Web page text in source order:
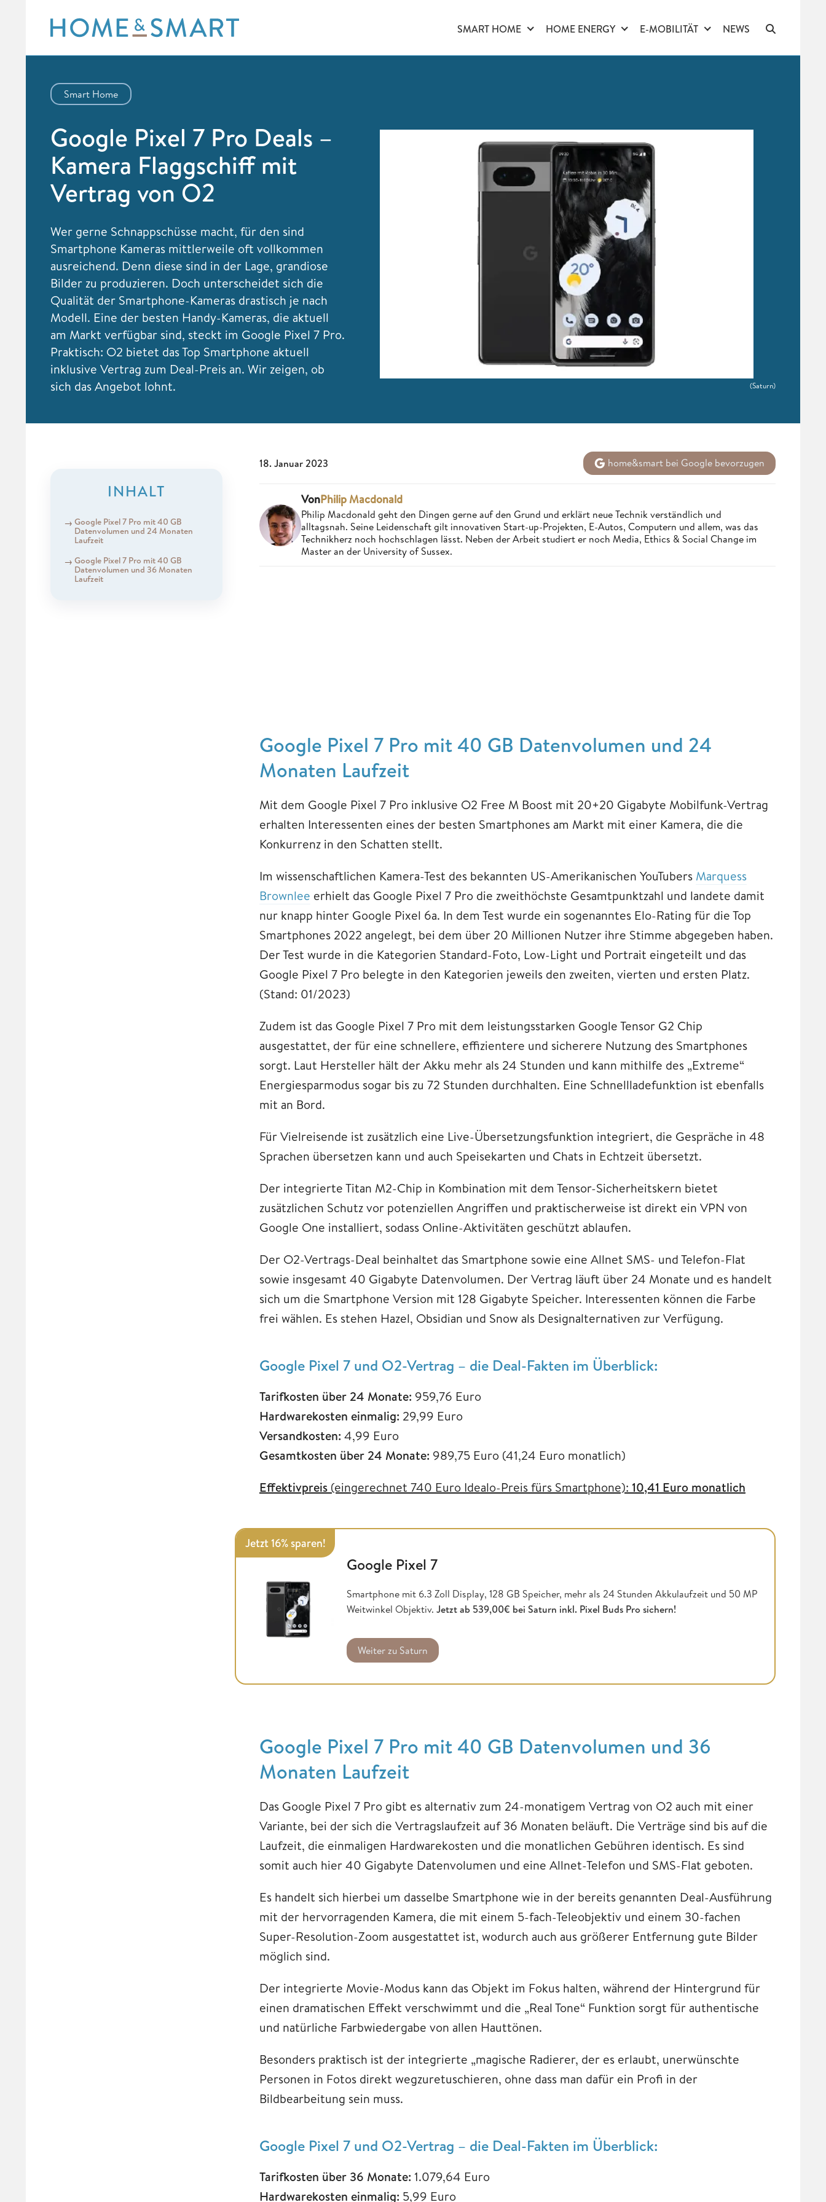
content
SMART HOME HOME ENERGY E-MOBILITÄT NEWS
Smart Home
Google Pixel 7 Pro Deals –
Kamera Flaggschiff mit
Vertrag von O2
Wer gerne Schnappschüsse macht, für den sind
Smartphone Kameras mittlerweile oft vollkommen
ausreichend. Denn diese sind in der Lage, grandiose
Bilder zu produzieren. Doch unterscheidet sich die
Qualität der Smartphone-Kameras drastisch je nach
Modell. Eine der besten Handy-Kameras, die aktuell
am Markt verfügbar sind, steckt im Google Pixel 7 Pro.
Praktisch: O2 bietet das Top Smartphone aktuell
inklusive Vertrag zum Deal-Preis an. Wir zeigen, ob
sich das Angebot lohnt.
(Saturn)
INHALT
Google Pixel 7 Pro mit 40 GB
Datenvolumen und 24 Monaten
Laufzeit
Google Pixel 7 Pro mit 40 GB
Datenvolumen und 36 Monaten
Laufzeit
18. Januar 2023 home&smart bei Google bevorzugen
VonPhilip Macdonald
Philip Macdonald geht den Dingen gerne auf den Grund und erklärt neue Technik verständlich und
alltagsnah. Seine Leidenschaft gilt innovativen Start-up-Projekten, E-Autos, Computern und allem, was das
Technikherz noch hochschlagen lässt. Neben der Arbeit studiert er noch Media, Ethics & Social Change im
Master an der University of Sussex.
Google Pixel 7 Pro mit 40 GB Datenvolumen und 24
Monaten Laufzeit
Mit dem Google Pixel 7 Pro inklusive O2 Free M Boost mit 20+20 Gigabyte Mobilfunk-Vertrag
erhalten Interessenten eines der besten Smartphones am Markt mit einer Kamera, die die
Konkurrenz in den Schatten stellt.
Im wissenschaftlichen Kamera-Test des bekannten US-Amerikanischen YouTubers Marquess
Brownlee erhielt das Google Pixel 7 Pro die zweithöchste Gesamtpunktzahl und landete damit
nur knapp hinter Google Pixel 6a. In dem Test wurde ein sogenanntes Elo-Rating für die Top
Smartphones 2022 angelegt, bei dem über 20 Millionen Nutzer ihre Stimme abgegeben haben.
Der Test wurde in die Kategorien Standard-Foto, Low-Light und Portrait eingeteilt und das
Google Pixel 7 Pro belegte in den Kategorien jeweils den zweiten, vierten und ersten Platz.
(Stand: 01/2023)
Zudem ist das Google Pixel 7 Pro mit dem leistungsstarken Google Tensor G2 Chip
ausgestattet, der für eine schnellere, effizientere und sicherere Nutzung des Smartphones
sorgt. Laut Hersteller hält der Akku mehr als 24 Stunden und kann mithilfe des „Extreme“
Energiesparmodus sogar bis zu 72 Stunden durchhalten. Eine Schnellladefunktion ist ebenfalls
mit an Bord.
Für Vielreisende ist zusätzlich eine Live-Übersetzungsfunktion integriert, die Gespräche in 48
Sprachen übersetzen kann und auch Speisekarten und Chats in Echtzeit übersetzt.
Der integrierte Titan M2-Chip in Kombination mit dem Tensor-Sicherheitskern bietet
zusätzlichen Schutz vor potenziellen Angriffen und praktischerweise ist direkt ein VPN von
Google One installiert, sodass Online-Aktivitäten geschützt ablaufen.
Der O2-Vertrags-Deal beinhaltet das Smartphone sowie eine Allnet SMS- und Telefon-Flat
sowie insgesamt 40 Gigabyte Datenvolumen. Der Vertrag läuft über 24 Monate und es handelt
sich um die Smartphone Version mit 128 Gigabyte Speicher. Interessenten können die Farbe
frei wählen. Es stehen Hazel, Obsidian und Snow als Designalternativen zur Verfügung.
Google Pixel 7 und O2-Vertrag – die Deal-Fakten im Überblick:
Tarifkosten über 24 Monate: 959,76 Euro
Hardwarekosten einmalig: 29,99 Euro
Versandkosten: 4,99 Euro
Gesamtkosten über 24 Monate: 989,75 Euro (41,24 Euro monatlich)
Effektivpreis (eingerechnet 740 Euro Idealo-Preis fürs Smartphone): 10,41 Euro monatlich
Jetzt 16% sparen!
Google Pixel 7
Smartphone mit 6.3 Zoll Display, 128 GB Speicher, mehr als 24 Stunden Akkulaufzeit und 50 MP
Weitwinkel Objektiv. Jetzt ab 539,00€ bei Saturn inkl. Pixel Buds Pro sichern!
Weiter zu Saturn
Google Pixel 7 Pro mit 40 GB Datenvolumen und 36
Monaten Laufzeit
Das Google Pixel 7 Pro gibt es alternativ zum 24-monatigem Vertrag von O2 auch mit einer
Variante, bei der sich die Vertragslaufzeit auf 36 Monaten beläuft. Die Verträge sind bis auf die
Laufzeit, die einmaligen Hardwarekosten und die monatlichen Gebühren identisch. Es sind
somit auch hier 40 Gigabyte Datenvolumen und eine Allnet-Telefon und SMS-Flat geboten.
Es handelt sich hierbei um dasselbe Smartphone wie in der bereits genannten Deal-Ausführung
mit der hervorragenden Kamera, die mit einem 5-fach-Teleobjektiv und einem 30-fachen
Super-Resolution-Zoom ausgestattet ist, wodurch auch aus größerer Entfernung gute Bilder
möglich sind.
Der integrierte Movie-Modus kann das Objekt im Fokus halten, während der Hintergrund für
einen dramatischen Effekt verschwimmt und die „Real Tone“ Funktion sorgt für authentische
und natürliche Farbwiedergabe von allen Hauttönen.
Besonders praktisch ist der integrierte „magische Radierer, der es erlaubt, unerwünschte
Personen in Fotos direkt wegzuretuschieren, ohne dass man dafür ein Profi in der
Bildbearbeitung sein muss.
Google Pixel 7 und O2-Vertrag – die Deal-Fakten im Überblick:
Tarifkosten über 36 Monate: 1.079,64 Euro
Hardwarekosten einmalig: 5,99 Euro